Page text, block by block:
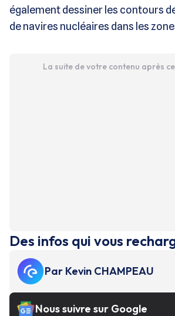
également dessiner les contours
de navires nucléaires dans les
La suite de votre contenu après
Des infos qui vous
Par Kevin CHAMPEAU
Nous suivre sur Google